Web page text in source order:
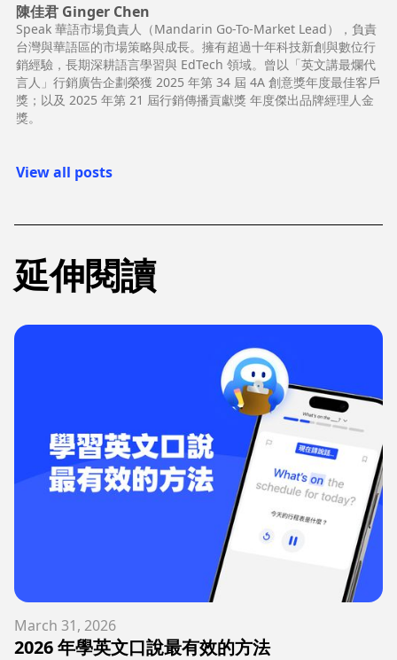
陳佳君 Ginger Chen
Speak 華語市場負責人（Mandarin Go-To-Market Lead），負責
台灣與華語區的市場策略與成長。擁有超過十年科技新創與數位行
銷經驗，長期深耕語言學習與 EdTech 領域。曾以「英文講最爛代
言人」行銷廣告企劃榮獲 2025 年第 34 屆 4A 創意獎年度最佳客戶
獎；以及 2025 年第 21 屆行銷傳播貢獻獎 年度傑出品牌經理人金
獎。
View all posts
延伸閱讀
March 31, 2026
2026 年學英文口說最有效的方法